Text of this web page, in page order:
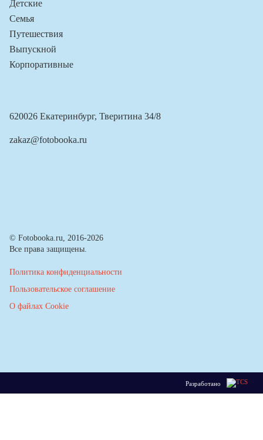
Детские
Семья
Путешествия
Выпускной
Корпоративные
620026 Екатеринбург, Тверитина 34/8
zakaz@fotobooka.ru
© Fotobooka.ru, 2016-2026
Все права защищены.
Политика конфиденциальности
Пользовательское соглашение
О файлах Cookie
Разработано